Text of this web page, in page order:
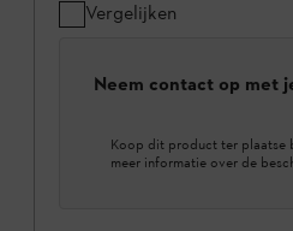
Vergelijken
Neem contact op met
Koop dit product ter plaatse
meer informatie over de